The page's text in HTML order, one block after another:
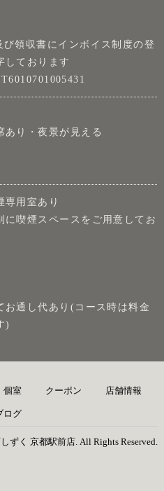
領収書にインボイス制度の登
しております
あり・夜景が見える
用室あり
に喫煙スペースをご用意してお
通し代あり(コース時は料金
)
個室 クーポン 店舗情報
ログ
ずく 京都駅前店. All Rights Reserved.